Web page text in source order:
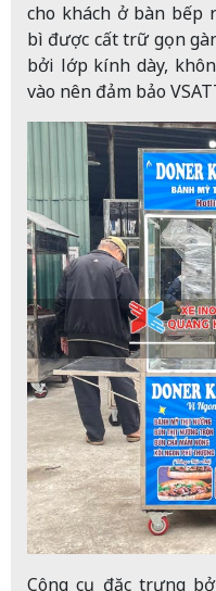
cho khách ở bàn bếp
bì được cất trữ gọn
bởi lớp kính dày,
vào nên đảm bảo
Công cụ đặc trưng